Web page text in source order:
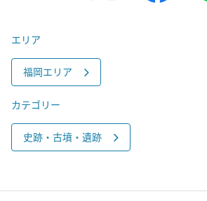
エリア
福岡エリア
カテゴリー
史跡・古墳・遺跡